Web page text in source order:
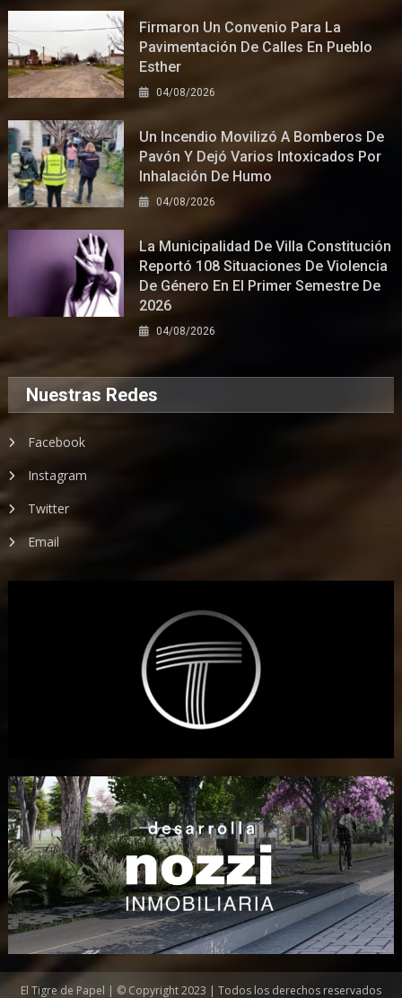
Firmaron Un Convenio Para La
Pavimentación De Calles En Pueblo
Esther
04/08/2026
Un Incendio Movilizó A Bomberos De
Pavón Y Dejó Varios Intoxicados Por
Inhalación De Humo
04/08/2026
La Municipalidad De Villa Constitución
Reportó 108 Situaciones De Violencia
De Género En El Primer Semestre De
2026
04/08/2026
Nuestras Redes
Facebook
Instagram
Twitter
Email
El Tigre de Papel | © Copyright 2023 | Todos los derechos reservados